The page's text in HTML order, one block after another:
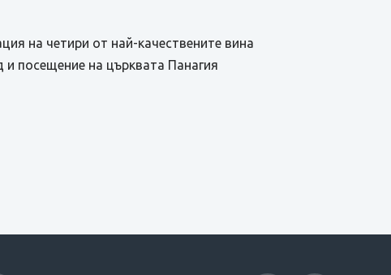
на четири от най-качествените вина
посещение на църквата Панагия